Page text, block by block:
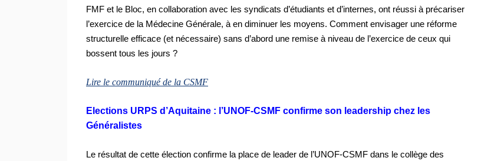
FMF et le Bloc, en collaboration avec les syndicats d’étudiants et d’internes, ont réussi à précariser
l’exercice de la Médecine Générale, à en diminuer les moyens. Comment envisager une réforme
structurelle efficace (et nécessaire) sans d’abord une remise à niveau de l’exercice de ceux qui
bossent tous les jours ?
Lire le communiqué de la CSMF
Elections URPS d’Aquitaine : l’UNOF-CSMF confirme son leadership chez les
Généralistes
Le résultat de cette élection confirme la place de leader de l’UNOF-CSMF dans le collège des